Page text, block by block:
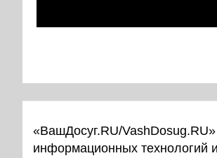
«ВашДосуг.RU/
информационных